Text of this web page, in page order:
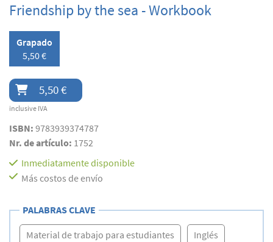
Friendship by the sea - Workbook
Grapado
5,50 €
5,50 €
inclusive IVA
ISBN: 9783939374787
Nr. de artículo: 1752
Inmediatamente disponible
Más costos de envío
PALABRAS CLAVE
Material de trabajo para estudiantes Inglés